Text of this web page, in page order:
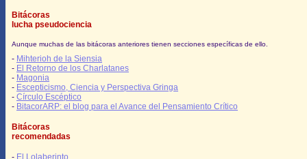
Bitácoras
lucha pseudociencia
Aunque muchas de las bitácoras anteriores tienen secciones específicas de ello.
- Mihterioh de la Siensia
- El Retorno de los Charlatanes
- Magonia
- Escepticismo, Ciencia y Perspectiva Gringa
- Círculo Escéptico
- BitacorARP: el blog para el Avance del Pensamiento Crítico
Bitácoras
recomendadas
- El Lolaberinto